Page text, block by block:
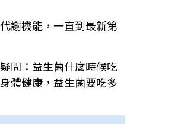
謝機能，一直到最新第
問：益生菌什麼時候吃
體健康，益生菌要吃多